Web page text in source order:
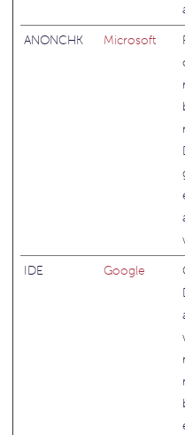
ANONCHK Microsoft
IDE Google